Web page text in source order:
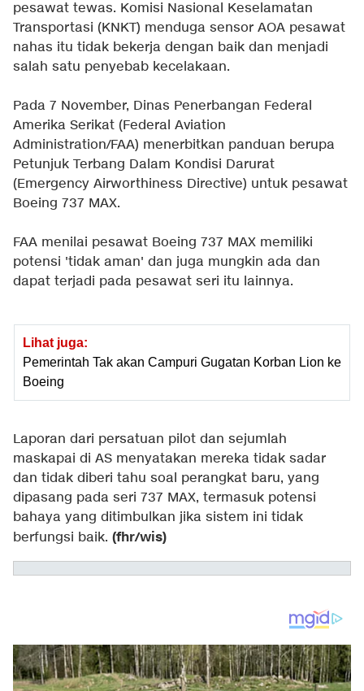
pesawat tewas. Komisi Nasional Keselamatan
Transportasi (KNKT) menduga sensor AOA pesawat
nahas itu tidak bekerja dengan baik dan menjadi
salah satu penyebab kecelakaan.
Pada 7 November, Dinas Penerbangan Federal
Amerika Serikat (Federal Aviation
Administration/FAA) menerbitkan panduan berupa
Petunjuk Terbang Dalam Kondisi Darurat
(Emergency Airworthiness Directive) untuk pesawat
Boeing 737 MAX.
FAA menilai pesawat Boeing 737 MAX memiliki
potensi 'tidak aman' dan juga mungkin ada dan
dapat terjadi pada pesawat seri itu lainnya.
Lihat juga:
Pemerintah Tak akan Campuri Gugatan Korban Lion ke
Boeing
Laporan dari persatuan pilot dan sejumlah
maskapai di AS menyatakan mereka tidak sadar
dan tidak diberi tahu soal perangkat baru, yang
dipasang pada seri 737 MAX, termasuk potensi
bahaya yang ditimbulkan jika sistem ini tidak
berfungsi baik. (fhr/wis)